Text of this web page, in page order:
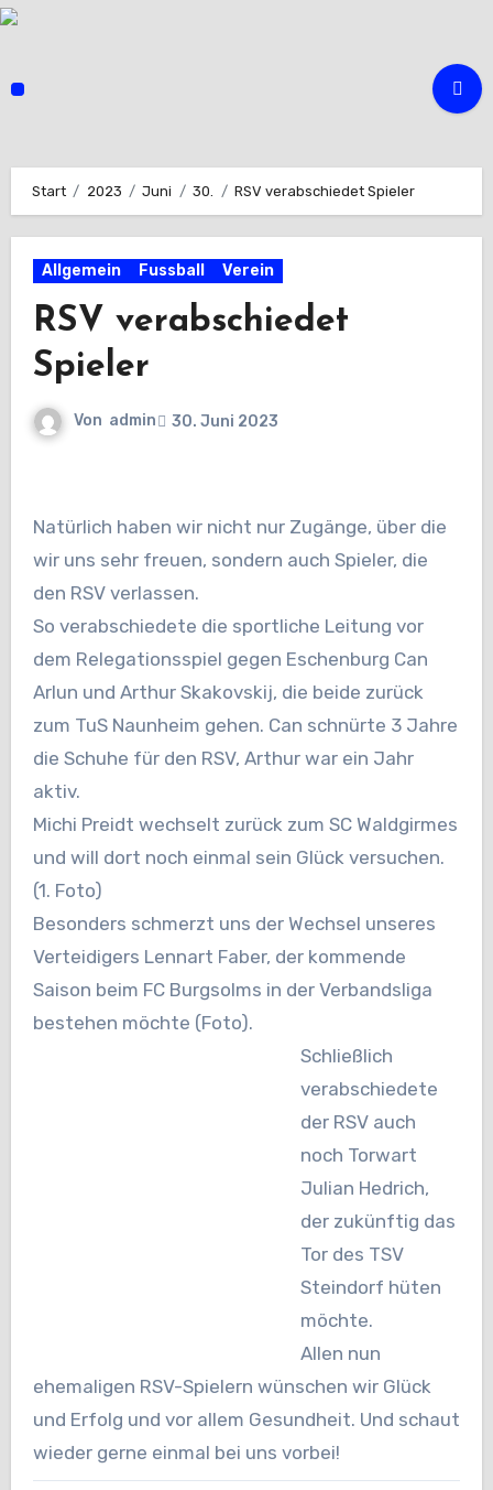
Zum
Start 2023 Juni 30. RSV verabschiedet Spieler
Allgemein Fussball Verein
RSV verabschiedet
Spieler
Von admin 30. Juni 2023
Natürlich haben wir nicht nur Zugänge, über die
wir uns sehr freuen, sondern auch Spieler, die
den RSV verlassen.
So verabschiedete die sportliche Leitung vor
dem Relegationsspiel gegen Eschenburg Can
Arlun und Arthur Skakovskij, die beide zurück
zum TuS Naunheim gehen. Can schnürte 3 Jahre
die Schuhe für den RSV, Arthur war ein Jahr
aktiv.
Michi Preidt wechselt zurück zum SC Waldgirmes
und will dort noch einmal sein Glück versuchen.
(1. Foto)
Besonders schmerzt uns der Wechsel unseres
Verteidigers Lennart Faber, der kommende
Saison beim FC Burgsolms in der Verbandsliga
bestehen möchte (Foto).
Schließlich
verabschiedete
der RSV auch
noch Torwart
Julian Hedrich,
der zukünftig das
Tor des TSV
Steindorf hüten
möchte.
Allen nun
ehemaligen RSV-Spielern wünschen wir Glück
und Erfolg und vor allem Gesundheit. Und schaut
wieder gerne einmal bei uns vorbei!